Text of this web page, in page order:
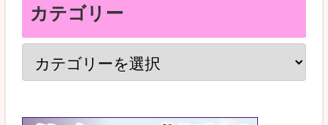
カテゴリー